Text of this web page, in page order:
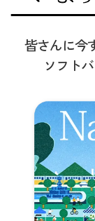
皆さんに今
ソフト